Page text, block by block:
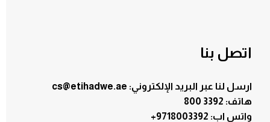
اتصل بنا
ارسل لنا عبر البريد الإلكتروني: cs@etihadwe.ae
هاتف: 3392 800
+9718003392 :واتس اب